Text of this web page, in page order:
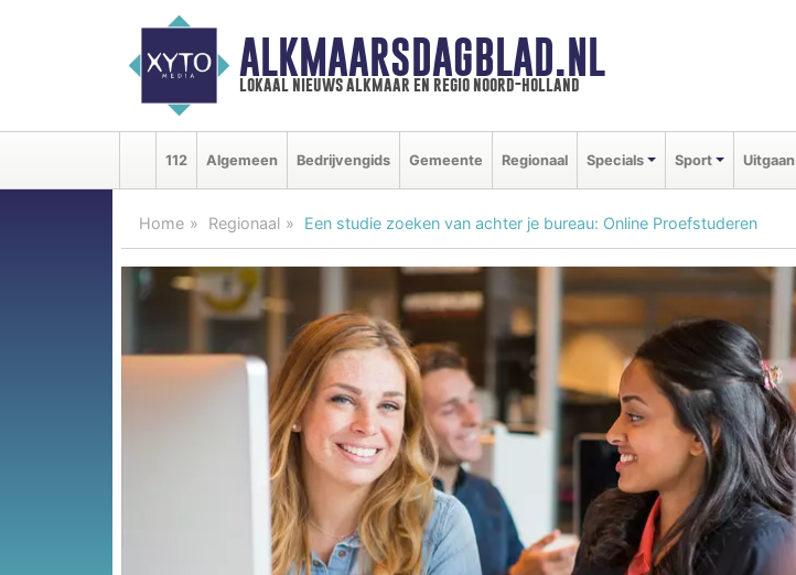
ALKMAARSDAGBLAD.NL
lokaal nieuws alkmaar en regio noord-holland
112 Algemeen Bedrijvengids Gemeente Regionaal Specials Sport Uitgaan
Home Regionaal Een studie zoeken van achter je bureau: Online Proefstuderen